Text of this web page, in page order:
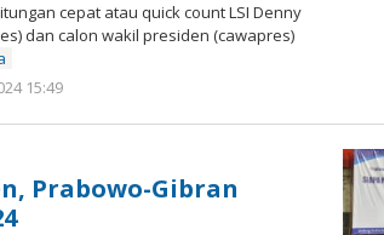
cepat atau quick count LSI Denny
dan calon wakil presiden (cawapres)
15:49
Jackson
Prabowo-Gibran